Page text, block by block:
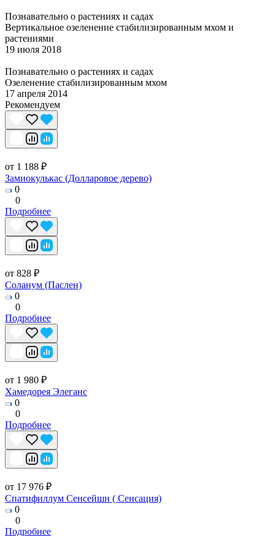
Познавательно о растениях и садах
Вертикальное озеленение стабилизированным мхом и
растениями
19 июля 2018
Познавательно о растениях и садах
Озеленение стабилизированным мхом
17 апреля 2014
Рекомендуем
от 1 188 ₽
Замиокулькас (Долларовое дерево)
0
0
Подробнее
от 828 ₽
Соланум (Паслен)
0
0
Подробнее
от 1 980 ₽
Хамедорея Элеганс
0
0
Подробнее
от 17 976 ₽
Спатифиллум Сенсейшн ( Сенсация)
0
0
Подробнее